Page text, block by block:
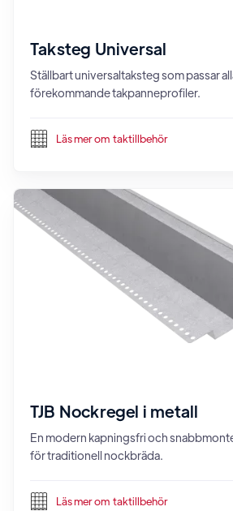
Taksteg Universal
Ställbart universaltaksteg som passar
förekommande takpanneprofiler.
Läs mer om taktillbehör
TJB Nockregel i metall
En modern kapningsfri och
för traditionell nockbräda.
Läs mer om taktillbehör